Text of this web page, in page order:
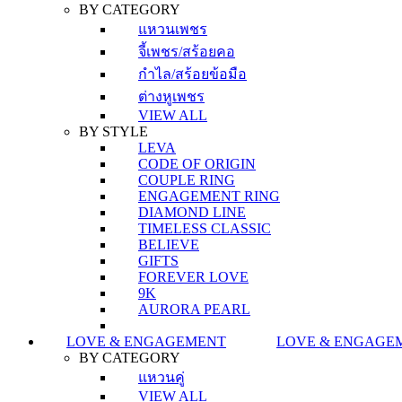
BY CATEGORY
แหวนเพชร
จี้เพชร/สร้อยคอ
กำไล/สร้อยข้อมือ
ต่างหูเพชร
VIEW ALL
BY STYLE
LEVA
CODE OF ORIGIN
COUPLE RING
ENGAGEMENT RING
DIAMOND LINE
TIMELESS CLASSIC
BELIEVE
GIFTS
FOREVER LOVE
9K
AURORA PEARL
LOVE & ENGAGEMENT
LOVE &
BY CATEGORY
แหวนคู่
VIEW ALL